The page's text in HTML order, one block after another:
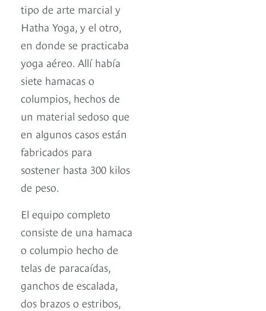
tipo de arte marcial y
Hatha Yoga, y el otro,
en donde se practicaba
yoga aéreo. Allí había
siete hamacas o
columpios, hechos de
un material sedoso que
en algunos casos están
fabricados para
sostener hasta 300 kilos
de peso.
El equipo completo
consiste de una hamaca
o columpio hecho de
telas de paracaídas,
ganchos de escalada,
dos brazos o estribos,